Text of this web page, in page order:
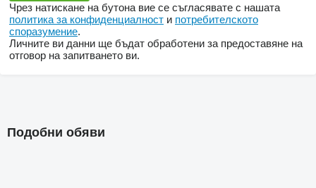
Чрез натискане на бутона вие се съгласявате с нашата
политика за конфиденциалност и потребителското
споразумение.
Личните ви данни ще бъдат обработени за предоставяне на
отговор на запитването ви.
Подобни обяви